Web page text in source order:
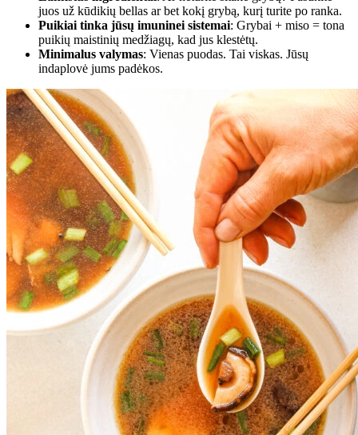
juos už kūdikių bellas ar bet kokį grybą, kurį turite po ranka.
Puikiai tinka jūsų imuninei sistemai: Grybai + miso = tona
puikių maistinių medžiagų, kad jus klestėtų.
Minimalus valymas: Vienas puodas. Tai viskas. Jūsų
indaplovė jums padėkos.